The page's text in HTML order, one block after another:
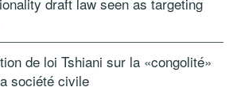
de loi Tshiani sur la «congolité»
société civile